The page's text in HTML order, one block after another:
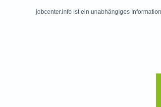
jobcenter.info ist ein unabhängiges